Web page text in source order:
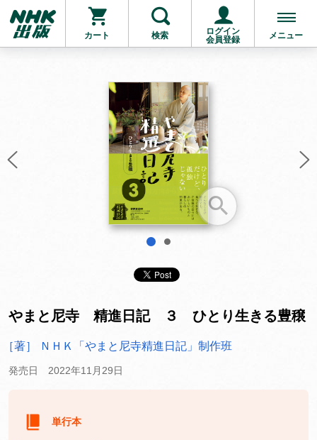
カート 検索
ログイン
会員登録
メニュー
お支払いに進む
他にも商品を買う
1
やまと尼寺 精進日記 ３ ひとり生きる豊穣
［著］ ＮＨＫ「やまと尼寺精進日記」制作班
発売日 2022年11月29日
単行本